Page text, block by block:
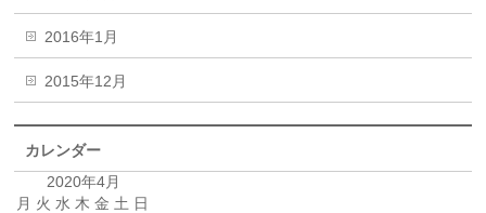
2016年1月
2015年12月
カレンダー
2020年4月
月 火 水 木 金 土 日